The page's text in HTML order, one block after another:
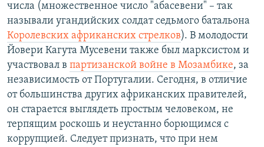
числа (множественное число "абасевени" – так
называли угандийских солдат седьмого батальона
Королевских африканских стрелков). В молодости
Йовери Кагута Мусевени также был марксистом и
участвовал в партизанской войне в Мозамбике, за
независимость от Португалии. Сегодня, в отличие
от большинства других африканских правителей,
он старается выглядеть простым человеком, не
терпящим роскошь и неустанно борющимся с
коррупцией. Следует признать, что при нем